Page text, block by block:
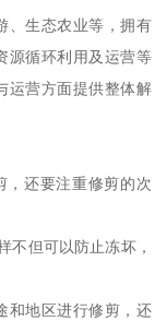
、生态农业等，拥有
源循环利用及运营等
运营方面提供整体解
，还要注重修剪的次
不但可以防止冻坏，
和地区进行修剪，还